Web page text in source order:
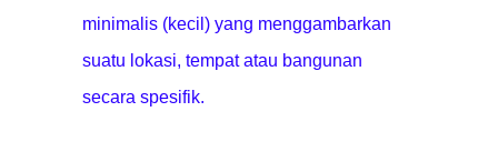
minimalis (kecil) yang menggambarkan
suatu lokasi, tempat atau bangunan
secara spesifik.